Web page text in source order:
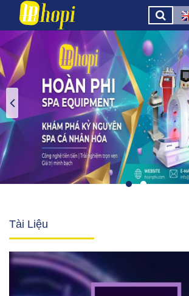
Tài Liệu